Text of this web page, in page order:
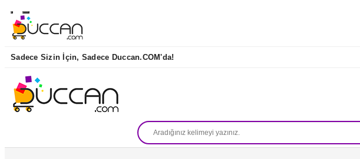
Sadece Sizin İçin, Sadece Duccan.COM'da!